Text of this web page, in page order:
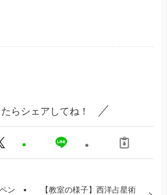
らシェアしてね！
ン
【教室の様子】西洋占星術